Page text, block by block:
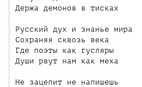
Держа демонов в тисках
Русский дух и знанье мира
Сохраняя сквозь века
Где поэты как гусляры
Души рвут нам как меха
Не зацепит не напишешь